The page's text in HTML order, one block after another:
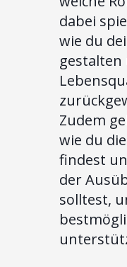
dabei
wie du
gestalten
Zudem
wie du
findest
der
solltest,